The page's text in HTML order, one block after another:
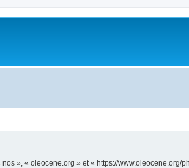
», « oleocene.org » et « https://